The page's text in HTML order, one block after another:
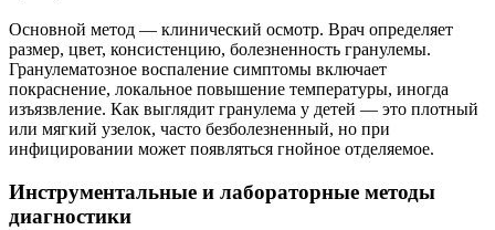
Основной метод — клинический осмотр. Врач определяет
размер, цвет, консистенцию, болезненность гранулемы.
Гранулематозное воспаление симптомы включает
покраснение, локальное повышение температуры, иногда
изъязвление. Как выглядит гранулема у детей — это плотный
или мягкий узелок, часто безболезненный, но при
инфицировании может появляться гнойное отделяемое.
Инструментальные и лабораторные методы
диагностики